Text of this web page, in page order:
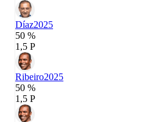
Díaz2025
50 %
1,5 P
Ribeiro2025
50 %
1,5 P